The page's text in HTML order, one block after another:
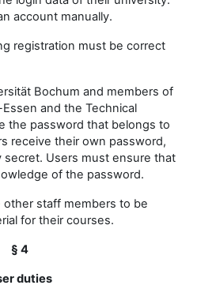
account manually.
registration must be correct
Bochum and members of
and the Technical
the password that belongs to
receive their own password,
Users must ensure that
of the password.
other staff members to be
for their courses.
§ 4
duties